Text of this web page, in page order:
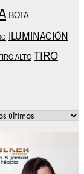
BOTA
ILUMINACIÓN
ALTO TIRO